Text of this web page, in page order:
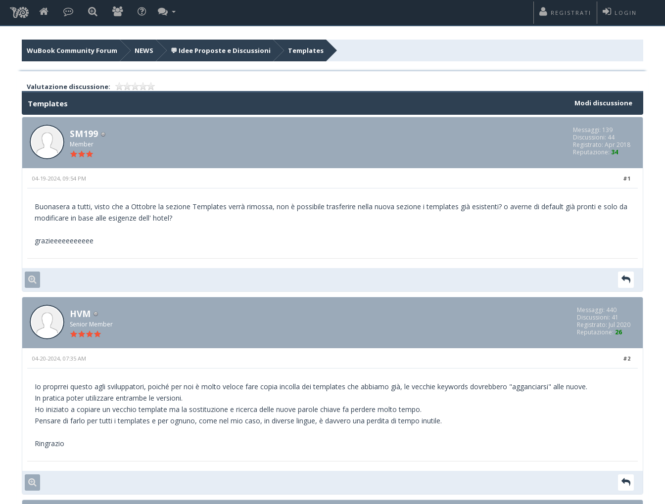
LOGIN
REGISTRATI
WuBook Community Forum NEWS 💬 Idee Proposte e Discussioni Templates
Valutazione discussione:
Modi discussione
Templates
SM199
Member
Messaggi: 139
Discussioni: 44
Registrato: Apr 2018
Reputazione: 34
#1
04-19-2024, 09:54 PM
Buonasera a tutti, visto che a Ottobre la sezione Templates verrà rimossa, non è possibile trasferire nella nuova sezione i templates già esistenti? o averne di default già pronti e solo da
modificare in base alle esigenze dell' hotel?
grazieeeeeeeeeee
HVM
Senior Member
Messaggi: 440
Discussioni: 41
Registrato: Jul 2020
Reputazione: 26
#2
04-20-2024, 07:35 AM
Io proprrei questo agli sviluppatori, poiché per noi è molto veloce fare copia incolla dei templates che abbiamo già, le vecchie keywords dovrebbero "agganciarsi" alle nuove.
In pratica poter utilizzare entrambe le versioni.
Ho iniziato a copiare un vecchio template ma la sostituzione e ricerca delle nuove parole chiave fa perdere molto tempo.
Pensare di farlo per tutti i templates e per ognuno, come nel mio caso, in diverse lingue, è davvero una perdita di tempo inutile.
Ringrazio